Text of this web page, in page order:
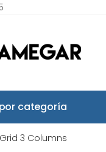
categoría
Grid 3 Columns